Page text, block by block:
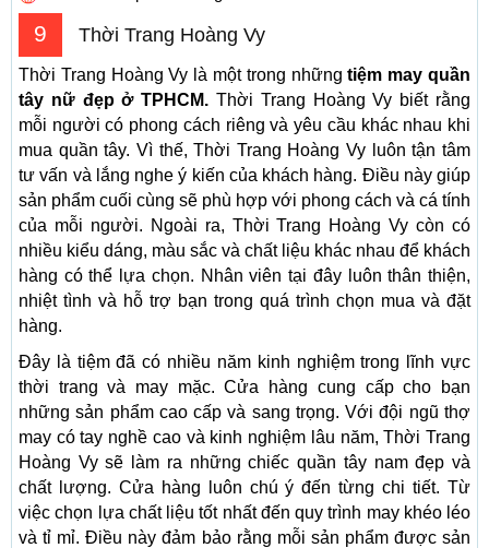
9 Thời Trang Hoàng Vy
Thời Trang Hoàng Vy là một trong những tiệm may quần
tây nữ đẹp ở TPHCM. Thời Trang Hoàng Vy biết rằng
mỗi người có phong cách riêng và yêu cầu khác nhau khi
mua quần tây. Vì thế, Thời Trang Hoàng Vy luôn tận tâm
tư vấn và lắng nghe ý kiến của khách hàng. Điều này giúp
sản phẩm cuối cùng sẽ phù hợp với phong cách và cá tính
của mỗi người. Ngoài ra, Thời Trang Hoàng Vy còn có
nhiều kiểu dáng, màu sắc và chất liệu khác nhau để khách
hàng có thể lựa chọn. Nhân viên tại đây luôn thân thiện,
nhiệt tình và hỗ trợ bạn trong quá trình chọn mua và đặt
hàng.
Đây là tiệm đã có nhiều năm kinh nghiệm trong lĩnh vực
thời trang và may mặc. Cửa hàng cung cấp cho bạn
những sản phẩm cao cấp và sang trọng. Với đội ngũ thợ
may có tay nghề cao và kinh nghiệm lâu năm, Thời Trang
Hoàng Vy sẽ làm ra những chiếc quần tây nam đẹp và
chất lượng. Cửa hàng luôn chú ý đến từng chi tiết. Từ
việc chọn lựa chất liệu tốt nhất đến quy trình may khéo léo
và tỉ mỉ. Điều này đảm bảo rằng mỗi sản phẩm được sản